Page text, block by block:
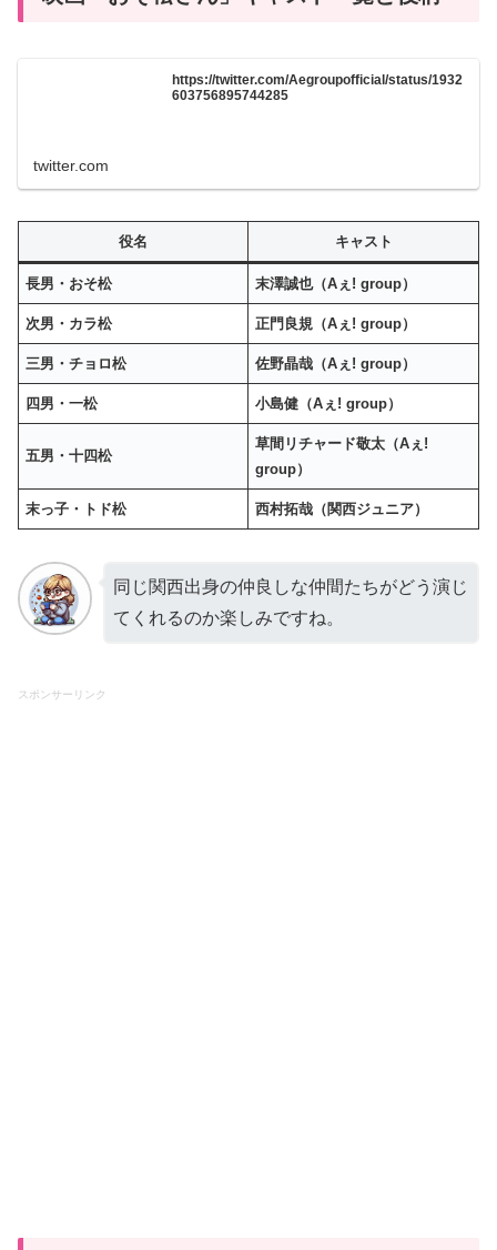
https://twitter.com/Aegroupofficial/status/1932
603756895744285
twitter.com
役名 キャスト
長男・おそ松 末澤誠也（Aぇ! group）
次男・カラ松 正門良規（Aぇ! group）
三男・チョロ松 佐野晶哉（Aぇ! group）
四男・一松 小島健（Aぇ! group）
五男・十四松
草間リチャード敬太（Aぇ!
group）
末っ子・トド松 西村拓哉（関西ジュニア）
同じ関西出身の仲良しな仲間たちがどう演じ
てくれるのか楽しみですね。
スポンサーリンク